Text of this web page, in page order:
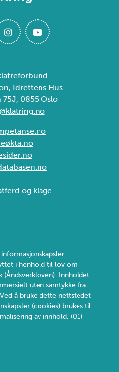
Idrettens Hus
75J, 0855 Oslo
og klage
i henhold til lov om
(Åndsverkloven). Innholdet
uten samtykke fra
å bruke dette nettstedet
(cookies) brukes til
av innhold. (01)